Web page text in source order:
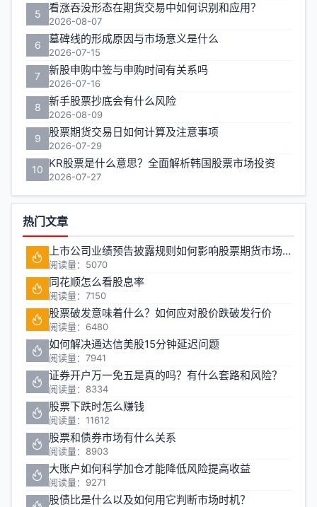
5 看涨吞没形态在期货交易中如何识别和应用？
2026-08-07
6 墓碑线的形成原因与市场意义是什么
2026-07-15
7 新股申购中签与申购时间有关系吗
2026-07-16
8 新手股票抄底会有什么风险
2026-08-09
9 股票期货交易日如何计算及注意事项
2026-07-29
10 KR股票是什么意思？全面解析韩国股票市场投资
2026-07-27
热门文章
上市公司业绩预告披露规则如何影响股票期货市场稳定性
阅读量：5070
同花顺怎么看股息率
阅读量：7150
股票破发意味着什么？如何应对股价跌破发行价
阅读量：6480
如何解决通达信美股15分钟延迟问题
阅读量：7941
证券开户万一免五是真的吗？有什么套路和风险？
阅读量：8334
股票下跌时怎么赚钱
阅读量：11612
股票和债券市场有什么关系
阅读量：8903
大账户如何科学加仓才能降低风险提高收益
阅读量：9271
股债比是什么以及如何用它判断市场时机？